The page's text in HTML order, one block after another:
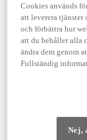
Toyota
Toyota Yaris
KRYLBO
Cookies används
att leverera tjänster
och förbättra hur
att du behåller alla
ändra dem genom
Fullständig
Nej,